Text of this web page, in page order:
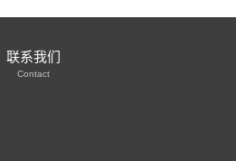
联系我们
Contact